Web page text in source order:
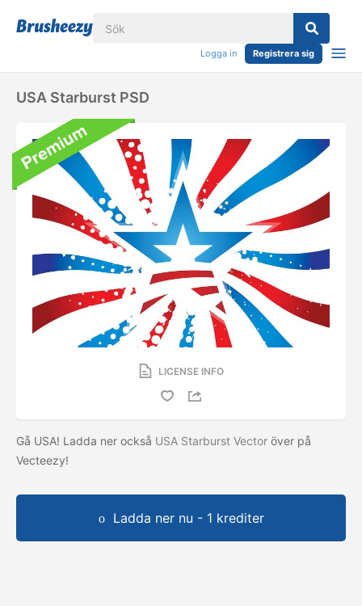
Logga in Registrera sig
USA Starburst PSD
LICENSE INFO
Gå USA! Ladda ner också USA Starburst Vector över på
Vecteezy!
Ladda ner nu - 1 krediter